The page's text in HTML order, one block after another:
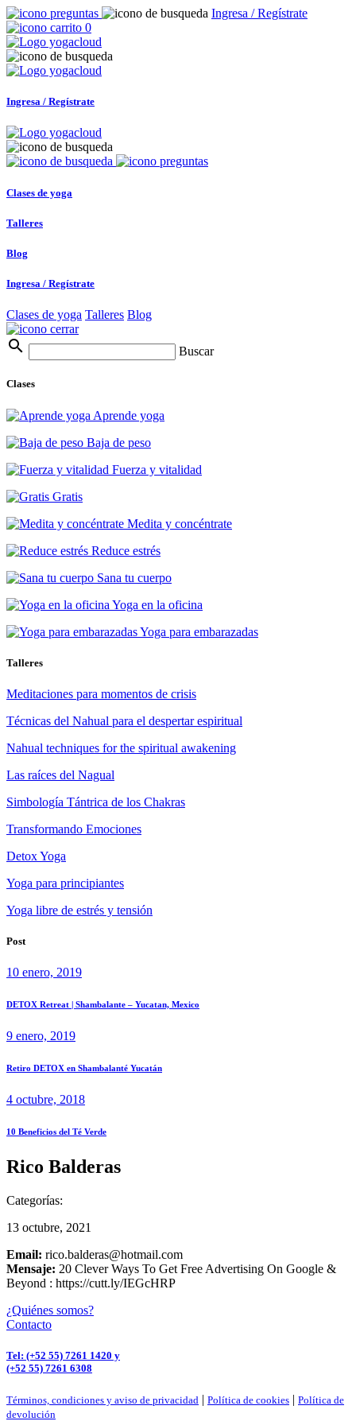
Ingresa / Regístrate
0
Ingresa / Regístrate
Clases de yoga
Talleres
Blog
Ingresa / Regístrate
Clases de yoga Talleres Blog
search Buscar
Clases
Aprende yoga
Baja de peso
Fuerza y vitalidad
Gratis
Medita y concéntrate
Reduce estrés
Sana tu cuerpo
Yoga en la oficina
Yoga para embarazadas
Talleres
Meditaciones para momentos de crisis
Técnicas del Nahual para el despertar espiritual
Nahual techniques for the spiritual awakening
Las raíces del Nagual
Simbología Tántrica de los Chakras
Transformando Emociones
Detox Yoga
Yoga para principiantes
Yoga libre de estrés y tensión
Post
10 enero, 2019
DETOX Retreat | Shambalante – Yucatan, Mexico
9 enero, 2019
Retiro DETOX en Shambalanté Yucatán
4 octubre, 2018
10 Beneficios del Té Verde
Rico Balderas
Categorías:
13 octubre, 2021
Email: rico.balderas@hotmail.com
Mensaje: 20 Clever Ways To Get Free Advertising On Google &
Beyond : https://cutt.ly/IEGcHRP
¿Quiénes somos?
Contacto
Tel: (+52 55) 7261 1420 y
(+52 55) 7261 6308
Términos, condiciones y aviso de privacidad | Política de cookies | Política de
devolución